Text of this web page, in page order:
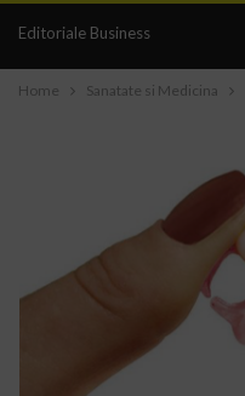
Editoriale Business
Home Sanatate si Medicina